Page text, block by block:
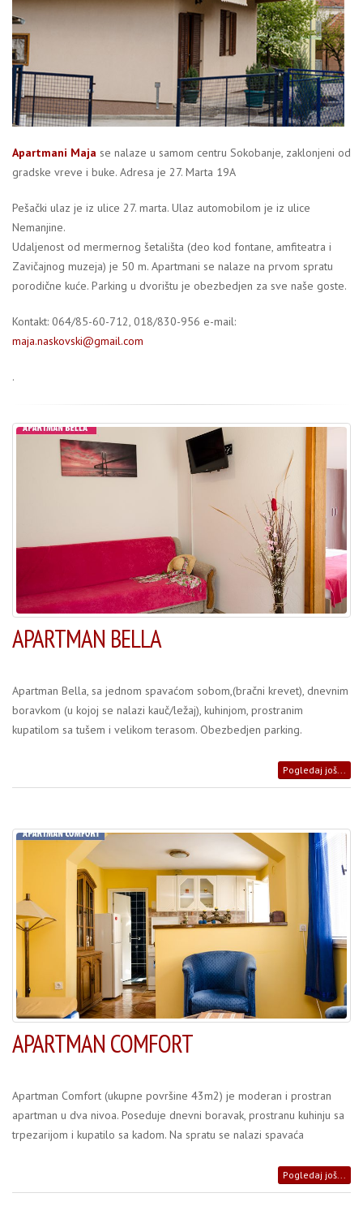
Apartmani Maja se nalaze u samom centru Sokobanje, zaklonjeni od
gradske vreve i buke. Adresa je 27. Marta 19A
Pešački ulaz je iz ulice 27. marta. Ulaz automobilom je iz ulice
Nemanjine.
Udaljenost od mermernog šetališta (deo kod fontane, amfiteatra i
Zavičajnog muzeja) je 50 m. Apartmani se nalaze na prvom spratu
porodične kuće. Parking u dvorištu je obezbedjen za sve naše goste.
Kontakt: 064/85-60-712, 018/830-956 e-mail:
maja.naskovski@gmail.com
.
APARTMAN BELLA
Apartman Bella, sa jednom spavaćom sobom,(bračni krevet), dnevnim
boravkom (u kojoj se nalazi kauč/ležaj), kuhinjom, prostranim
kupatilom sa tušem i velikom terasom. Obezbedjen parking.
Pogledaj još...
APARTMAN COMFORT
Apartman Comfort (ukupne površine 43m2) je moderan i prostran
apartman u dva nivoa. Poseduje dnevni boravak, prostranu kuhinju sa
trpezarijom i kupatilo sa kadom. Na spratu se nalazi spavaća
Pogledaj još...